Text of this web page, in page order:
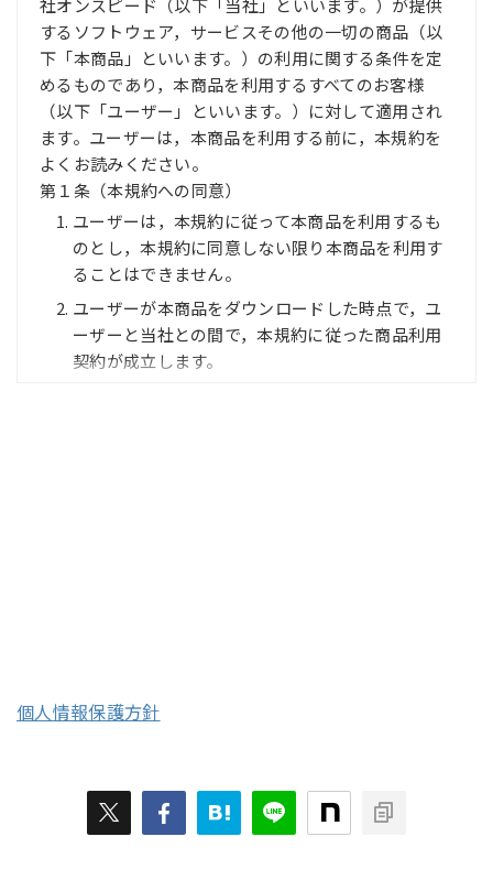
社オンスピード（以下「当社」といいます。）が提供
するソフトウェア，サービスその他の一切の商品（以
下「本商品」といいます。）の利用に関する条件を定
めるものであり，本商品を利用するすべてのお客様
（以下「ユーザー」といいます。）に対して適用され
ます。ユーザーは，本商品を利用する前に，本規約を
よくお読みください。
第１条（本規約への同意）
ユーザーは，本規約に従って本商品を利用するも
のとし，本規約に同意しない限り本商品を利用す
ることはできません。
ユーザーが本商品をダウンロードした時点で，ユ
ーザーと当社との間で，本規約に従った商品利用
契約が成立します。
ユーザーは，本規約の変更に同意しない場合に
を継続する場合，本規約の変更につき，同意した
ものとみなされます。
個人情報保護方針